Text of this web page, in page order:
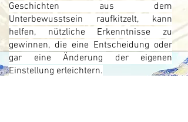
Geschichten aus dem
Unterbewusstsein raufkitzelt, kann
helfen, nützliche Erkenntnisse zu
gewinnen, die eine Entscheidung oder
gar eine Änderung der eigenen
Einstellung erleichtern.